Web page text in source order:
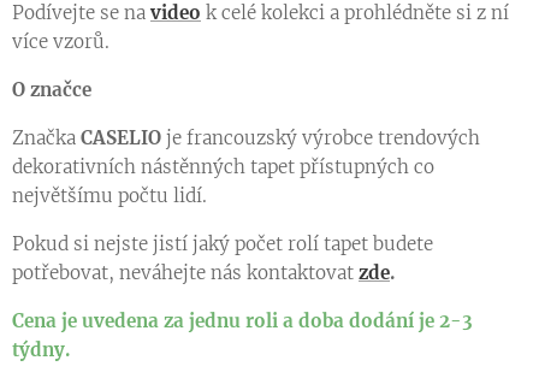
Podívejte se na video k celé kolekci a prohlédněte si z ní
více vzorů.
O značce
Značka CASELIO je francouzský výrobce trendových
dekorativních nástěnných tapet přístupných co
největšímu počtu lidí.
Pokud si nejste jistí jaký počet rolí tapet budete
potřebovat, neváhejte nás kontaktovat zde.
Cena je uvedena za jednu roli a doba dodání je 2-3
týdny.